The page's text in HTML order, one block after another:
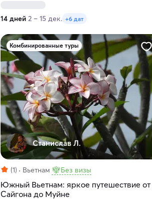
14 дней 2 – 15 дек. +6 дат
Комбинированные туры
Станислав Л.
(1) Вьетнам Без визы
Южный Вьетнам: яркое путешествие от
Сайгона до Муйне